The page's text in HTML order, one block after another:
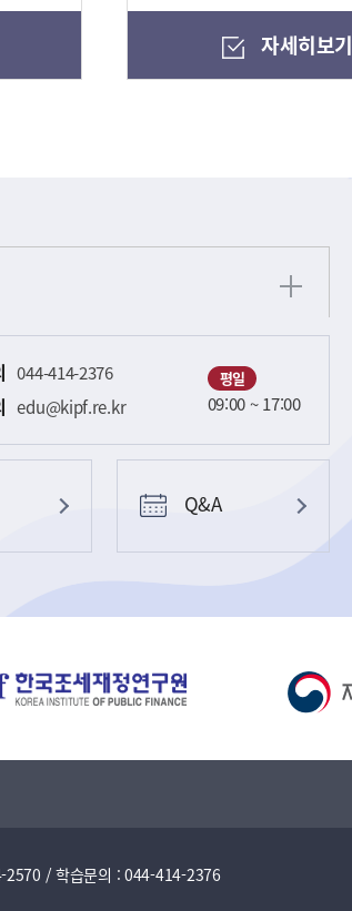
자세히보기
044-414-2376
edu@kipf.re.kr
평일
09:00 ~ 17:00
Q&A
2570 / 학습문의 : 044-414-2376